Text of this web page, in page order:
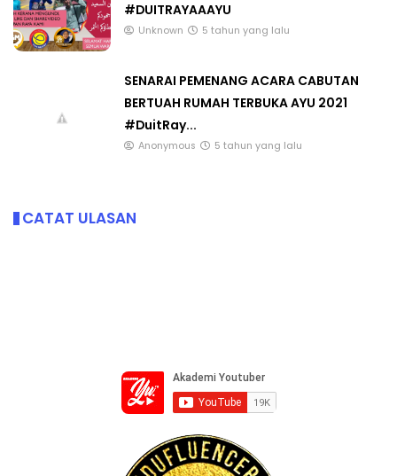
#DUITRAYAAAYU
Unknown 5 tahun yang lalu
SENARAI PEMENANG ACARA CABUTAN
BERTUAH RUMAH TERBUKA AYU 2021
#DuitRay...
Anonymous 5 tahun yang lalu
CATAT ULASAN